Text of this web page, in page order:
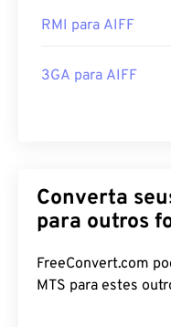
RMI para AIFF
3GA para AIFF
Converta seus
para outros
FreeConvert.com
MTS para estes